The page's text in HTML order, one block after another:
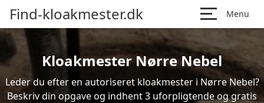
Find-kloakmester.dk Menu
Kloakmester Nørre Nebel
Leder du efter en autoriseret kloakmester i Nørre Nebel?
Beskriv din opgave og indhent 3 uforpligtende og gratis